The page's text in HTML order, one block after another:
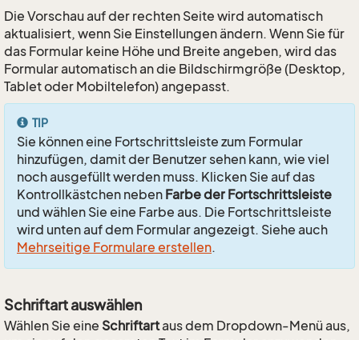
Die Vorschau auf der rechten Seite wird automatisch
aktualisiert, wenn Sie Einstellungen ändern. Wenn Sie für
das Formular keine Höhe und Breite angeben, wird das
Formular automatisch an die Bildschirmgröße (Desktop,
Tablet oder Mobiltelefon) angepasst.
TIP
Sie können eine Fortschrittsleiste zum Formular
hinzufügen, damit der Benutzer sehen kann, wie viel
noch ausgefüllt werden muss. Klicken Sie auf das
Kontrollkästchen neben Farbe der Fortschrittsleiste
und wählen Sie eine Farbe aus. Die Fortschrittsleiste
wird unten auf dem Formular angezeigt. Siehe auch
Mehrseitige Formulare erstellen.
Schriftart auswählen
Wählen Sie eine Schriftartaus dem Dropdown-Menü aus,